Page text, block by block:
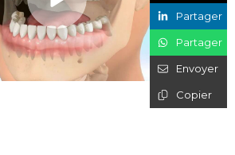
Partager
Partager
Envoyer
Copier